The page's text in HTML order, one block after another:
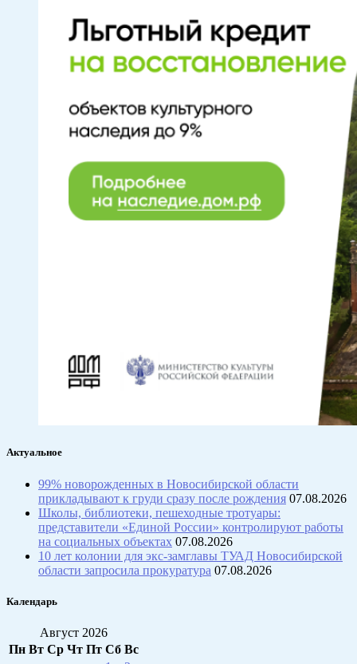
Актуальное
99% новорожденных в Новосибирской области
прикладывают к груди сразу после рождения 07.08.2026
Школы, библиотеки, пешеходные тротуары:
представители «Единой России» контролируют работы
на социальных объектах 07.08.2026
10 лет колонии для экс-замглавы ТУАД Новосибирской
области запросила прокуратура 07.08.2026
Календарь
Август 2026
Пн Вт Ср Чт Пт Сб Вс